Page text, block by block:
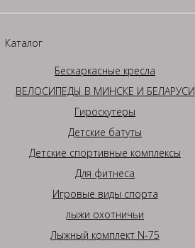
Каталог
Бескаркасные кресла
ВЕЛОСИПЕДЫ В МИНСКЕ И БЕЛАРУСИ
Гироскутеры
Детские батуты
Детские спортивные комплексы
Для фитнеса
Игровые виды спорта
лыжи охотничьи
Лыжный комплект N-75